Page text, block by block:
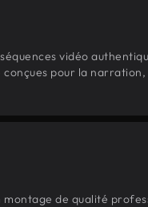
vidéo
pour la
de qualité